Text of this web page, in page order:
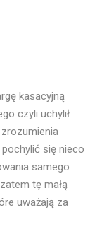
kasacyjną
czyli uchylił
się nieco
samego
tę małą
uważają za